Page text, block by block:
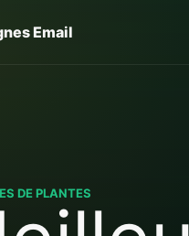
Email
DE PLANTES